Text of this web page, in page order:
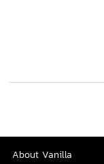
About Vanilla